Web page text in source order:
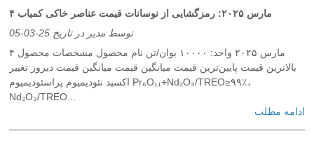
۴ مارس ۲۰۲۵: رمزگشایی از نوسانات قیمت عناصر خاکی کمیاب
توسط مدیر در تاریخ 25-03-05
۴ مارس ۲۰۲۵ واحد: ۱۰۰۰۰ یوان/تن نام محصول مشخصات محصول
بالاترین قیمت پایین‌ترین قیمت میانگین قیمت میانگین قیمت دیروز تغییر
اکسید نئودیمیوم پراسئودیمیوم Pr₆O₁₁+Nd₂O₃/TREO≥۹۹٪،
Nd₂O₃/TREO...
ادامه مطلب